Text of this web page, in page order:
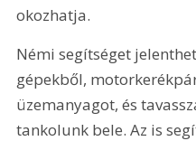
okozhatja.
Némi segítséget
gépekből,
üzemanyagot, és
tankolunk bele. Az is